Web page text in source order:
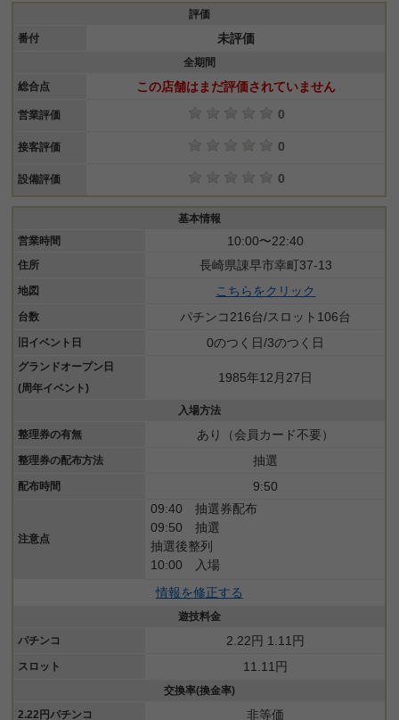
評価
番付
未評価
全期間
総合点
この店舗はまだ評価されていません
営業評価 0
接客評価 0
設備評価 0
基本情報
営業時間
10:00〜22:40
住所 長崎県諌早市幸町37-13
地図 こちらをクリック
台数 パチンコ216台/スロット106台
旧イベント日 0のつく日/3のつく日
グランドオープン日
(周年イベント)
1985年12月27日
入場方法
整理券の有無
あり（会員カード不要）
整理券の配布方法 抽選
配布時間 9:50
注意点
09:40 抽選券配布
09:50 抽選
抽選後整列
10:00 入場
情報を修正する
遊技料金
パチンコ
2.22円 1.11円
スロット 11.11円
交換率(換金率)
2.22円パチンコ
非等価